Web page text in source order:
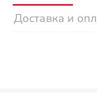
Доставка и